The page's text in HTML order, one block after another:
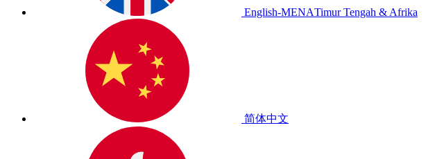
English-MENATimur Tengah & Afrika
简体中文